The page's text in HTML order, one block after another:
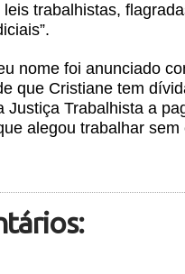
trabalhistas,
nome foi anunciado
que Cristiane tem
Justiça Trabalhista a
alegou trabalhar sem